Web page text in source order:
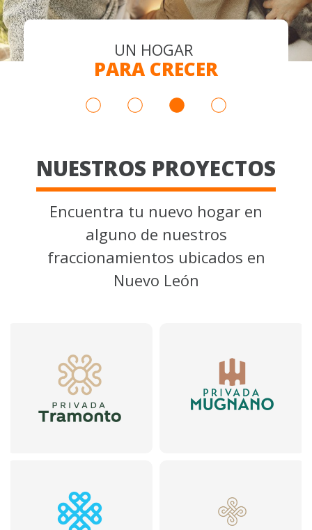
TU VIDA,
TU HOGAR
UN HOGAR
PARA SOÑAR
UN HOGAR
PARA CRECER
UN HOGAR
PARA SER FELIZ
NUESTROS PROYECTOS
Encuentra tu nuevo hogar en
alguno de nuestros
fraccionamientos ubicados en
Nuevo León